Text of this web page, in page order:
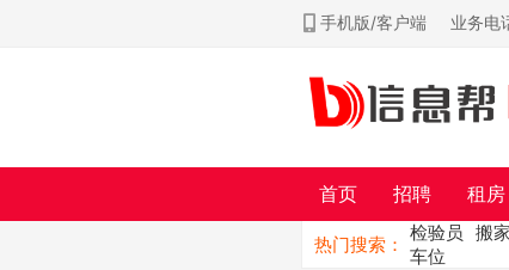
手机版/客户端 业务电
首页 招聘 租房
热门搜索：
检验员 搬家
车位